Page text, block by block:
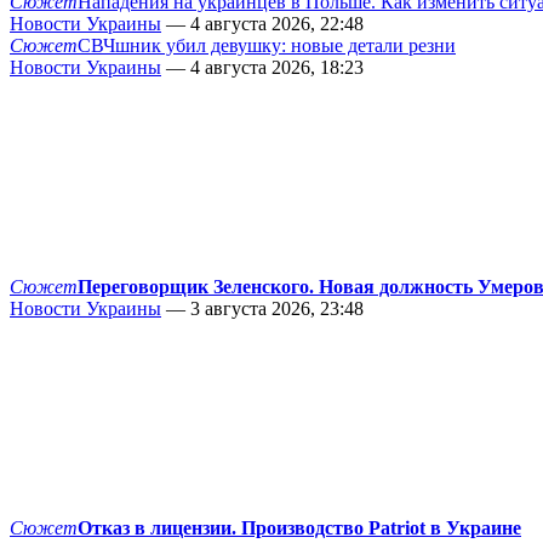
Новости Украины — 4 августа 2026, 22:48
СюжетСВЧшник убил девушку: новые детали резни
Новости Украины — 4 августа 2026, 18:23
СюжетПереговорщик Зеленского. Новая должность
Новости Украины — 3 августа 2026, 23:48
СюжетОтказ в лицензии. Производство Patriot в Украине